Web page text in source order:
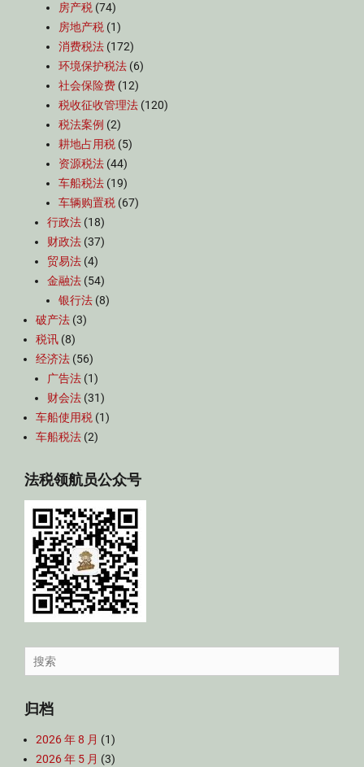
房产税 (74)
房地产税 (1)
消费税法 (172)
环境保护税法 (6)
社会保险费 (12)
税收征收管理法 (120)
税法案例 (2)
耕地占用税 (5)
资源税法 (44)
车船税法 (19)
车辆购置税 (67)
行政法 (18)
财政法 (37)
贸易法 (4)
金融法 (54)
银行法 (8)
破产法 (3)
税讯 (8)
经济法 (56)
广告法 (1)
财会法 (31)
车船使用税 (1)
车船税法 (2)
法税领航员公众号
Search
for:
归档
2026 年 8 月 (1)
2026 年 5 月 (3)